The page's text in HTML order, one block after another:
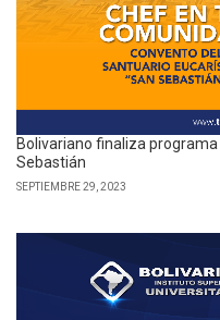
Bolivariano finaliza
Sebastián
SEPTIEMBRE 29, 2023